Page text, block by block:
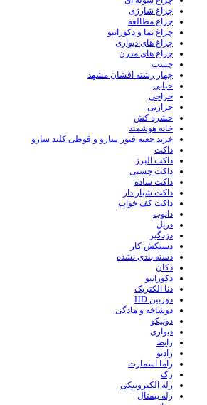
چراغ شارژی
چراغ مطالعه
چراغ نما و دکوراتیو
چراغ های دیواری
چراغ های مدرن
چسب
چهار رشته افشان مشهد
حبابی
حراجی
حرارتی
حشره کش
خانه هوشمند
خرید جعبه فیوز سارو و قوطی کلید سارو
داکت
داکت البرز
داکت چسبی
داکت ساده
داکت شیار دار
داکت کف خواب
دانوب
دریل
دزدگیر
دستکش کار
دسته بندی نشده
دکان
دکوراتیو
دنا الکتریک
دوربین HD
دوشاخه و مادگی
دونیکو
دیواری
رابط
رادیو
راما اسمارت
رک
رله الکترونیکی
رله بیمتال